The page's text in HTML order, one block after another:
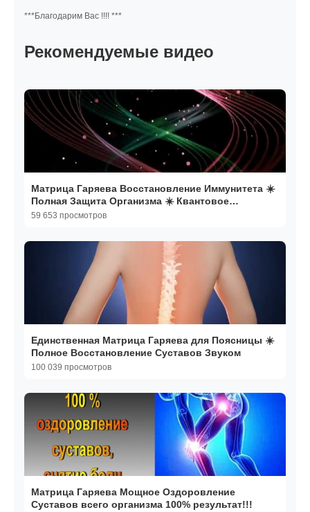
***Благодарим Вас !!!! ***
Рекомендуемые видео
Матрица Гаряева Восстановление Иммунитета ☀️
Полная Защита Организма ☀️ Квантовое
исцеление звуком
59 653 просмотров
Единственная Матрица Гаряева для Поясницы ☀️
Полное Восстановление Суставов Звуком
100 039 просмотров
Матрица Гаряева Мощное Оздоровление
Суставов всего организма 100% результат!!!